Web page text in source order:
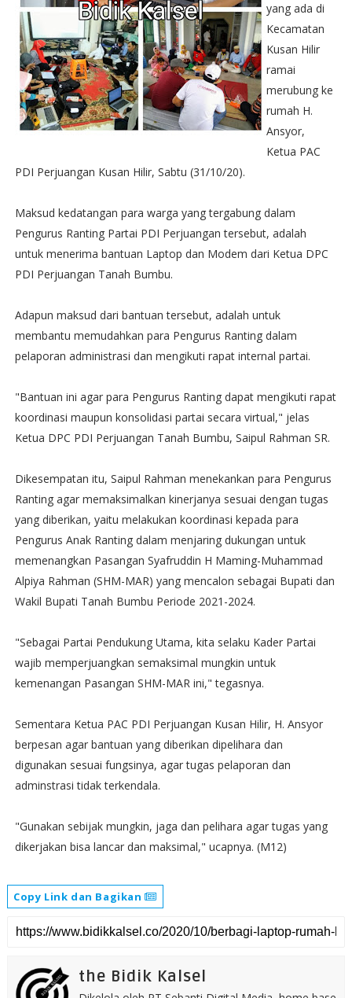
yang ada di
Kecamatan
Kusan Hilir
ramai
merubung ke
rumah H.
Ansyor,
Ketua PAC
PDI Perjuangan Kusan Hilir, Sabtu (31/10/20).
Maksud kedatangan para warga yang tergabung dalam
Pengurus Ranting Partai PDI Perjuangan tersebut, adalah
untuk menerima bantuan Laptop dan Modem dari Ketua DPC
PDI Perjuangan Tanah Bumbu.
Adapun maksud dari bantuan tersebut, adalah untuk
membantu memudahkan para Pengurus Ranting dalam
pelaporan administrasi dan mengikuti rapat internal partai.
"Bantuan ini agar para Pengurus Ranting dapat mengikuti rapat
koordinasi maupun konsolidasi partai secara virtual," jelas
Ketua DPC PDI Perjuangan Tanah Bumbu, Saipul Rahman SR.
Dikesempatan itu, Saipul Rahman menekankan para Pengurus
Ranting agar memaksimalkan kinerjanya sesuai dengan tugas
yang diberikan, yaitu melakukan koordinasi kepada para
Pengurus Anak Ranting dalam menjaring dukungan untuk
memenangkan Pasangan Syafruddin H Maming-Muhammad
Alpiya Rahman (SHM-MAR) yang mencalon sebagai Bupati dan
Wakil Bupati Tanah Bumbu Periode 2021-2024.
"Sebagai Partai Pendukung Utama, kita selaku Kader Partai
wajib memperjuangkan semaksimal mungkin untuk
kemenangan Pasangan SHM-MAR ini," tegasnya.
Sementara Ketua PAC PDI Perjuangan Kusan Hilir, H. Ansyor
berpesan agar bantuan yang diberikan dipelihara dan
digunakan sesuai fungsinya, agar tugas pelaporan dan
adminstrasi tidak terkendala.
"Gunakan sebijak mungkin, jaga dan pelihara agar tugas yang
dikerjakan bisa lancar dan maksimal," ucapnya. (M12)
Copy Link dan Bagikan
the Bidik Kalsel